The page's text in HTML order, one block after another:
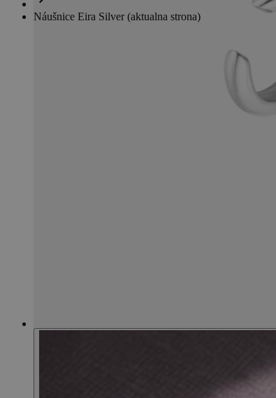
Náušnice Eira Silver (aktualna strona)